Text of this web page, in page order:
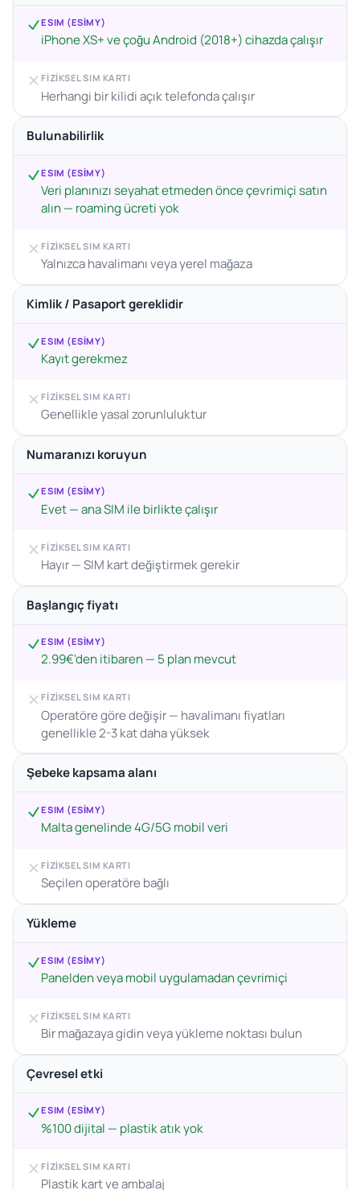
ESIM (ESIMY)
iPhone XS+ ve çoğu Android (2018+) cihazda çalışır
FIZIKSEL SIM KARTI
Herhangi bir kilidi açık telefonda çalışır
Bulunabilirlik
ESIM (ESIMY)
Veri planınızı seyahat etmeden önce çevrimiçi satın
alın — roaming ücreti yok
FIZIKSEL SIM KARTI
Yalnızca havalimanı veya yerel mağaza
Kimlik / Pasaport gereklidir
ESIM (ESIMY)
Kayıt gerekmez
FIZIKSEL SIM KARTI
Genellikle yasal zorunluluktur
Numaranızı koruyun
ESIM (ESIMY)
Evet — ana SIM ile birlikte çalışır
FIZIKSEL SIM KARTI
Hayır — SIM kart değiştirmek gerekir
Başlangıç fiyatı
ESIM (ESIMY)
2.99€'den itibaren — 5 plan mevcut
FIZIKSEL SIM KARTI
Operatöre göre değişir — havalimanı fiyatları
genellikle 2-3 kat daha yüksek
Şebeke kapsama alanı
ESIM (ESIMY)
Malta genelinde 4G/5G mobil veri
FIZIKSEL SIM KARTI
Seçilen operatöre bağlı
Yükleme
ESIM (ESIMY)
Panelden veya mobil uygulamadan çevrimiçi
FIZIKSEL SIM KARTI
Bir mağazaya gidin veya yükleme noktası bulun
Çevresel etki
ESIM (ESIMY)
%100 dijital — plastik atık yok
FIZIKSEL SIM KARTI
Plastik kart ve ambalaj